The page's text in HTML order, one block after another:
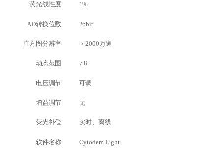
荧光线性度 1%
AD转换位数 26bit
直方图分辨率 ＞2000万道
动态范围 7.8
电压调节 可调
增益调节 无
荧光补偿 实时、离线
软件名称 Cytodem Light